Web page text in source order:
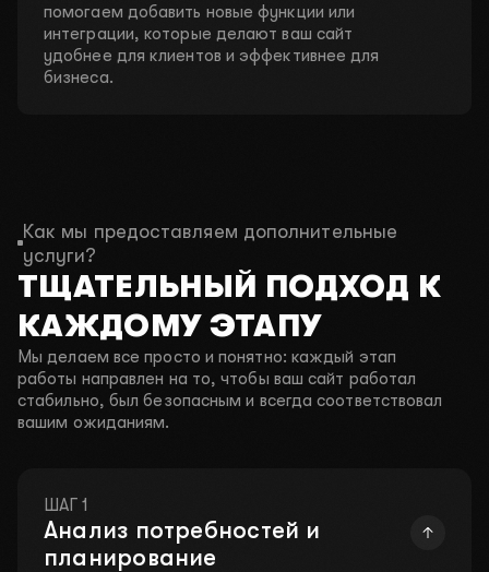
помогаем добавить новые функции или
интеграции, которые делают ваш сайт
удобнее для клиентов и эффективнее для
бизнеса.
Как мы предоставляем дополнительные
услуги?
ТЩАТЕЛЬНЫЙ ПОДХОД К
КАЖДОМУ ЭТАПУ
Мы делаем все просто и понятно: каждый этап
работы направлен на то, чтобы ваш сайт работал
стабильно, был безопасным и всегда соответствовал
вашим ожиданиям.
ШАГ 1
Анализ потребностей и
планирование
Оставьте свои контакты – и мы все
связаться с вами. Обсудим идеи, предложим
решения и подготовим индивидуальное предложение.
Проведем консультацию на которой
разберем ваши проблемы бесплатно!
В этом месяце осталось:
Как вас зовут?